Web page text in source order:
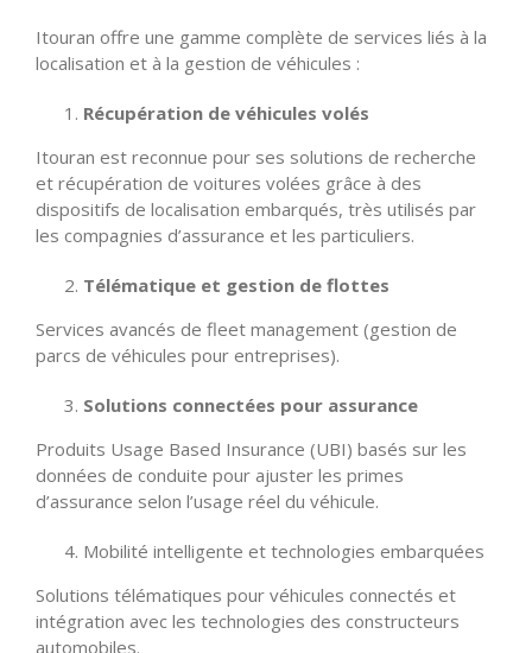
Itouran offre une gamme complète de services liés à la
localisation et à la gestion de véhicules :
Récupération de véhicules volés
Itouran est reconnue pour ses solutions de recherche
et récupération de voitures volées grâce à des
dispositifs de localisation embarqués, très utilisés par
les compagnies d’assurance et les particuliers.
Télématique et gestion de flottes
Services avancés de fleet management (gestion de
parcs de véhicules pour entreprises).
Solutions connectées pour assurance
Produits Usage Based Insurance (UBI) basés sur les
données de conduite pour ajuster les primes
d’assurance selon l’usage réel du véhicule.
Mobilité intelligente et technologies embarquées
Solutions télématiques pour véhicules connectés et
intégration avec les technologies des constructeurs
automobiles.